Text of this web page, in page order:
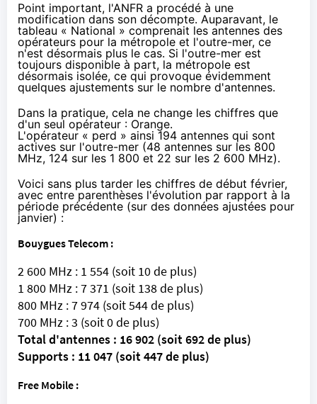
Point important, l'ANFR a procédé à une
modification dans son décompte. Auparavant, le
tableau « National » comprenait les antennes des
opérateurs pour la métropole et l'outre-mer, ce
n'est désormais plus le cas. Si l'outre-mer est
toujours disponible à part, la métropole est
désormais isolée, ce qui provoque évidemment
quelques ajustements sur le nombre d'antennes.
Dans la pratique, cela ne change les chiffres que
d'un seul opérateur : Orange.
L'opérateur « perd » ainsi 194 antennes qui sont
actives sur l'outre-mer (48 antennes sur les 800
MHz, 124 sur les 1 800 et 22 sur les 2 600 MHz).
Voici sans plus tarder les chiffres de début février,
avec entre parenthèses l'évolution par rapport à la
période précédente (sur des données ajustées pour
janvier) :
Bouygues Telecom :
2 600 MHz : 1 554 (soit 10 de plus)
1 800 MHz : 7 371 (soit 138 de plus)
800 MHz : 7 974 (soit 544 de plus)
700 MHz : 3 (soit 0 de plus)
Total d'antennes : 16 902 (soit 692 de plus)
Supports : 11 047 (soit 447 de plus)
Free Mobile :